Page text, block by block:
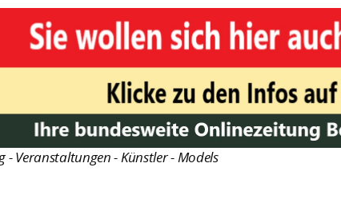
- Veranstaltungen - Künstler - Models